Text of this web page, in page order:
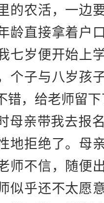
的农活，一边
龄直接拿着户
七岁便开始上
个子与八岁孩
错，给老师留下
母亲带我去报
地拒绝了。母
师不信，随便
似乎还不太愿